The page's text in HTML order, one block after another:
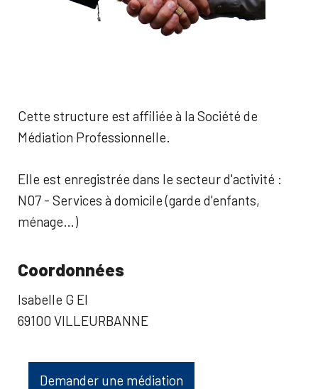
Cette structure est affiliée à la Société de
Médiation Professionnelle.
Elle est enregistrée dans le secteur d'activité :
N07 - Services à domicile (garde d'enfants,
ménage…)
Coordonnées
Isabelle G EI
69100 VILLEURBANNE
Demander une médiation